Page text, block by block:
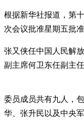
根据新华社报道，第
次会议批准星期五批
张又侠任中国人民解
副主席何卫东任副主任
委员成员共有九人，
华、张升民以及中央